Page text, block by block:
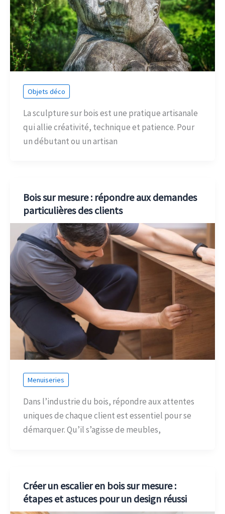
Objets déco
La sculpture sur bois est une pratique artisanale
qui allie créativité, technique et patience. Pour
un débutant ou un artisan
Bois sur mesure : répondre aux demandes
particulières des clients
Menuiseries
Dans l’industrie du bois, répondre aux attentes
uniques de chaque client est essentiel pour se
démarquer. Qu’il s’agisse de meubles,
Créer un escalier en bois sur mesure :
étapes et astuces pour un design réussi